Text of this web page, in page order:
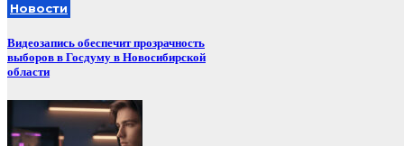
Новости
Видеозапись обеспечит прозрачность
выборов в Госдуму в Новосибирской
области